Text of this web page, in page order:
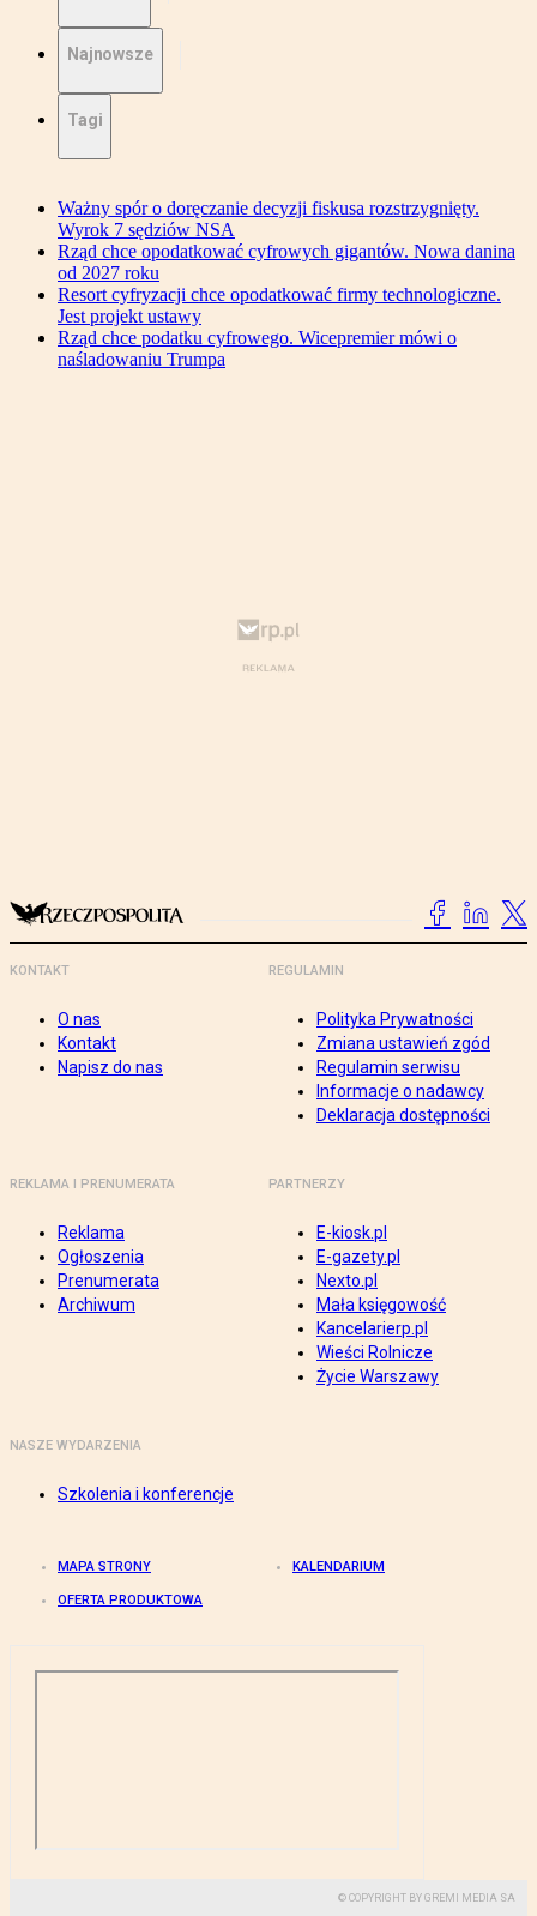
Najnowsze
Tagi
Ważny spór o doręczanie decyzji fiskusa rozstrzygnięty.
Wyrok 7 sędziów NSA
Rząd chce opodatkować cyfrowych gigantów. Nowa danina
od 2027 roku
Resort cyfryzacji chce opodatkować firmy technologiczne.
Jest projekt ustawy
Rząd chce podatku cyfrowego. Wicepremier mówi o
naśladowaniu Trumpa
KONTAKT
O nas
Kontakt
Napisz do nas
REGULAMIN
Polityka Prywatności
Zmiana ustawień zgód
Regulamin serwisu
Informacje o nadawcy
Deklaracja dostępności
REKLAMA I PRENUMERATA
Reklama
Ogłoszenia
Prenumerata
Archiwum
PARTNERZY
E-kiosk.pl
E-gazety.pl
Nexto.pl
Mała księgowość
Kancelarierp.pl
Wieści Rolnicze
Życie Warszawy
NASZE WYDARZENIA
Szkolenia i konferencje
MAPA STRONY KALENDARIUM
OFERTA PRODUKTOWA
© COPYRIGHT BY GREMI MEDIA SA